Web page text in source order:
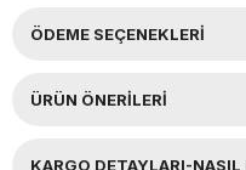
ÖDEME SEÇENEKLERI
ÜRÜN ÖNERILERI
KARGO DETAYLARI-